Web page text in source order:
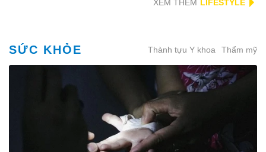
XEM THÊM
SỨC KHỎE Thành tựu Y khoa Thẩm mỹ